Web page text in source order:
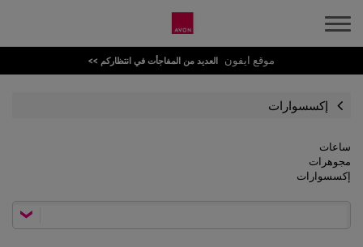
موقع ايفون العديد من المفاجأت في انتظاركم >>
إكسسوارات
ساعات
مجوهرات
إكسسوارات